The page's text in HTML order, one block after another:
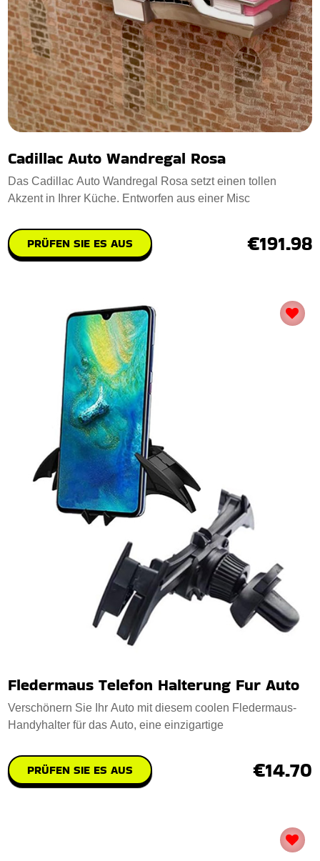
Cadillac Auto Wandregal Rosa
Das Cadillac Auto Wandregal Rosa setzt einen tollen
Akzent in Ihrer Küche. Entworfen aus einer Misc
PRÜFEN SIE ES AUS €191.98
Fledermaus Telefon Halterung Fur Auto
Verschönern Sie Ihr Auto mit diesem coolen Fledermaus-
Handyhalter für das Auto, eine einzigartige
PRÜFEN SIE ES AUS €14.70